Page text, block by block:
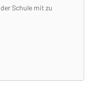
Schule mit zu